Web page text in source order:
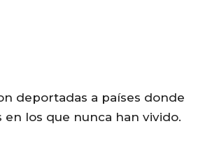
deportadas a países donde
los que nunca han vivido.